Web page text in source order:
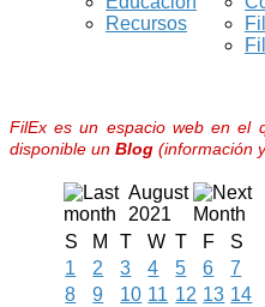
Recursos
FilEx es un espacio web en el
disponible un Blog (información
August
2021
S
M T W T F
S
1
2 3 4 5 6
7
8
9 10 11 12 13 14